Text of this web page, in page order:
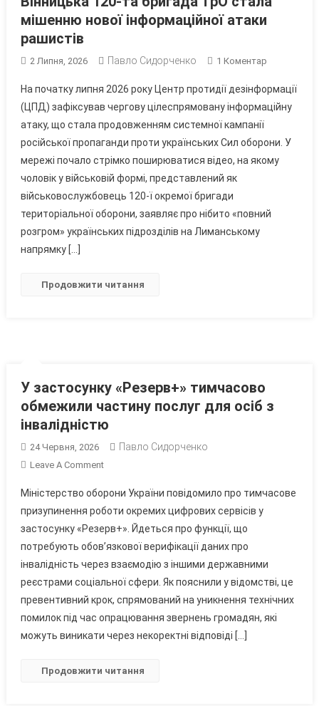
мішенню нової інформаційної атаки
рашистів
2 Липня, 2026 Павло Сидорченко 1 КоментарДо
120-
Та
ТрО
Стала
На початку липня 2026 року Центр протидії дезінформації
(ЦПД) зафіксував чергову цілеспрямовану інформаційну
атаку, що стала продовженням системної кампанії
російської пропаганди проти українських Сил оборони. У
мережі почало стрімко поширюватися відео, на якому
чоловік у військовій формі, представлений як
військовослужбовець 120-ї окремої бригади
територіальної оборони, заявляє про нібито «повний
розгром» українських підрозділів на Лиманському
напрямку […]
Продовжити читання
У застосунку «Резерв+» тимчасово
обмежили частину послуг для осіб з
інвалідністю
24 Червня, 2026 Павло Сидорченко
Leave A CommentOn
Застосунку
«Резерв+»
Тимчасово
Обмежили
Частину
Послуг
Інвалідністю
Міністерство оборони України повідомило про тимчасове
призупинення роботи окремих цифрових сервісів у
застосунку «Резерв+». Йдеться про функції, що
потребують обов’язкової верифікації даних про
інвалідність через взаємодію з іншими державними
реєстрами соціальної сфери. Як пояснили у відомстві, це
превентивний крок, спрямований на уникнення технічних
помилок під час опрацювання звернень громадян, які
можуть виникати через некоректні відповіді […]
Продовжити читання